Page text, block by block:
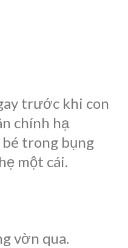
trước khi con
chính hạ
trong bụng
một cái.
vờn qua.